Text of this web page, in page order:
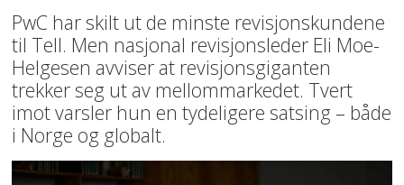
PwC har skilt ut de minste revisjonskundene
til Tell. Men nasjonal revisjonsleder Eli Moe-
Helgesen avviser at revisjonsgiganten
trekker seg ut av mellommarkedet. Tvert
imot varsler hun en tydeligere satsing – både
i Norge og globalt.